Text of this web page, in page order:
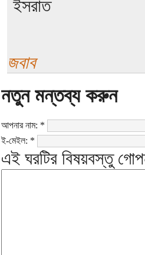
ইসরাত
জবাব
নতুন মন্তব্য করুন
আপনার নাম: *
ই-মেইল: *
এই ঘরটির বিষয়বস্তু